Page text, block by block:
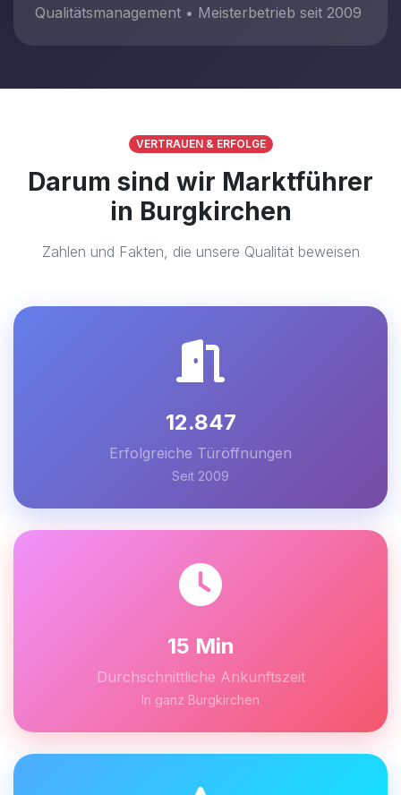
Qualitätsmanagement • Meisterbetrieb seit 2009
VERTRAUEN & ERFOLGE
Darum sind wir Marktführer
in Burgkirchen
Zahlen und Fakten, die unsere Qualität beweisen
12.847
Erfolgreiche Türöffnungen
Seit 2009
15 Min
Durchschnittliche Ankunftszeit
In ganz Burgkirchen